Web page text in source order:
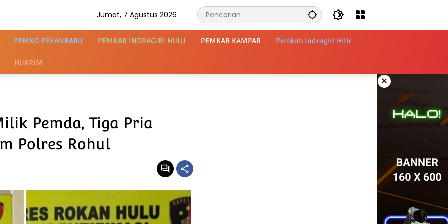
Jumat, 7 Agustus 2026
PEMKO PEKANBARU PEMKAB INDRAGIRI HULU PEMKAB KAMPAR Pemkab Indragiri Hilir
HUKRIM
×
Pemda, Tiga Pria
Polres Rohul